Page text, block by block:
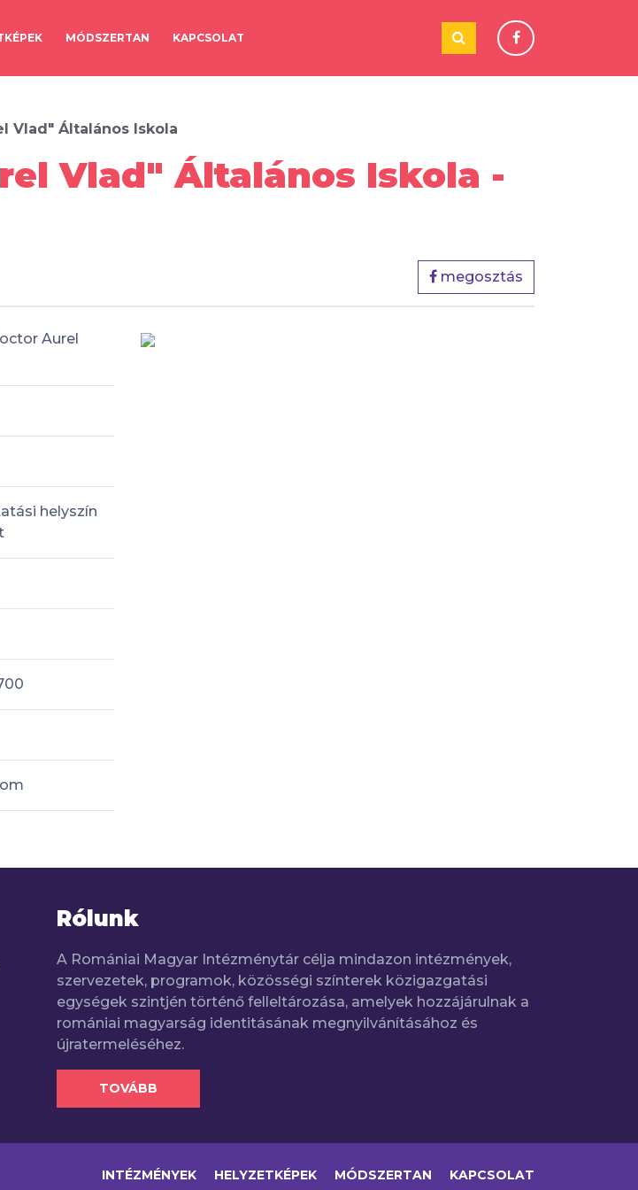
MÓDSZERTAN KAPCSOLAT
Vlad" Általános Iskola
Vlad" Általános Iskola -
megosztás
Aurel
helyszín
Rólunk
A Romániai Magyar Intézménytár célja mindazon intézmények,
szervezetek, programok, közösségi színterek közigazgatási
egységek szintjén történő felleltározása, amelyek hozzájárulnak a
romániai magyarság identitásának megnyilvánításához és
újratermeléséhez.
TOVÁBB
INTÉZMÉNYEK HELYZETKÉPEK MÓDSZERTAN KAPCSOLAT